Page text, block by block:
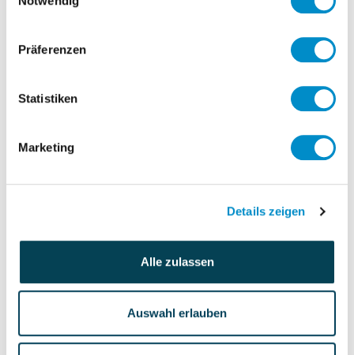
Präferenzen
Statistiken
Marketing
Details zeigen
Alle zulassen
Auswahl erlauben
verunsichert, wenn sich gewohnte Dinge
ändern. Arbeiten Sie eng mit den Interim
Ihren Mitarbeitern die Möglichkeit direkt
Betriebsversammlungen oder
Abteilungsmeetings).
Bisherige Abläufe genau